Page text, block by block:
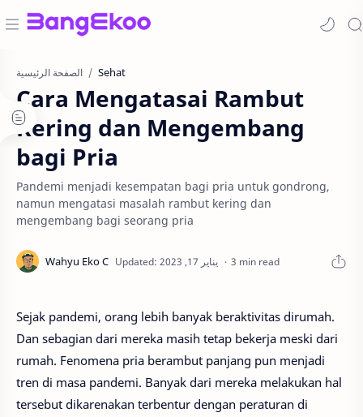
الصفحة الرئيسية Sehat
Cara Mengatasai Rambut
Kering dan Mengembang
bagi Pria
Pandemi menjadi kesempatan bagi pria untuk gondrong,
namun mengatasi masalah rambut kering dan
mengembang bagi seorang pria
3 min read
Sejak pandemi, orang lebih banyak beraktivitas dirumah.
Dan sebagian dari mereka masih tetap bekerja meski dari
rumah. Fenomena pria berambut panjang pun menjadi
tren di masa pandemi. Banyak dari mereka melakukan hal
tersebut dikarenakan terbentur dengan peraturan di